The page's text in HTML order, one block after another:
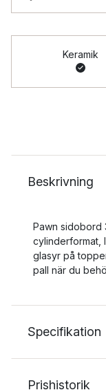
Keramik
Beskrivning
Pawn sidobord
cylinderformat,
glasyr på
pall när du
Specifikation
Prishistorik